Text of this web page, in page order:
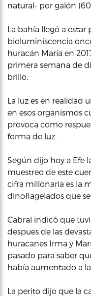
natural- por galón
La bahía llegó a
bioluminiscencia
huracán María en
primera semana de
brillo.
La luz es en realidad
en esos organismos
provoca como
forma de luz.
Según dijo hoy a Efe
muestreo de este
cifra millonaria es la
dinoflagelados que
Cabral indicó que
despues de las
huracanes Irma y
pasado para saber
había aumentado a
La perito dijo que la